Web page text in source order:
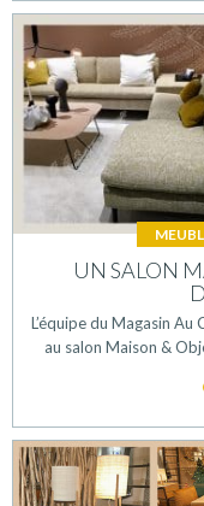
UN SALON
L’équipe du Magasin Au
au salon Maison &